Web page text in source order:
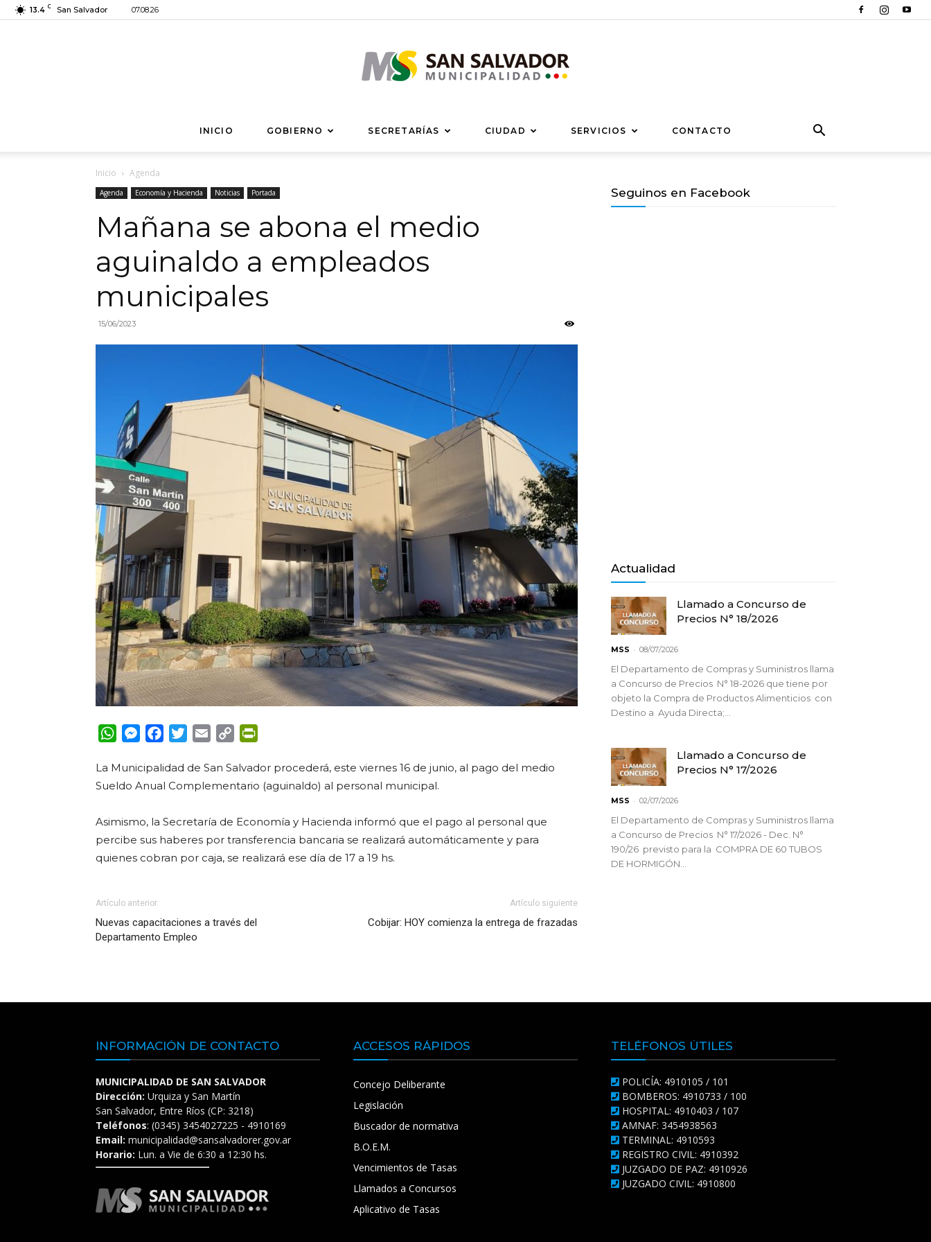
13.4 C San Salvador 07.08.26
Municipalidad
Salvador
INICIO GOBIERNO SECRETARÍAS CIUDAD SERVICIOS CONTACTO
Inicio Agenda
Agenda Economía y Hacienda Noticias Portada
Mañana se abona el medio
aguinaldo a empleados
municipales
15/06/2023
WhatsApp
Messenger
FacebookTwitterEmail Copy
La Municipalidad de San Salvador procederá, este viernes 16 de junio, al pago del medio
Sueldo Anual Complementario (aguinaldo) al personal municipal.
Asimismo, la Secretaría de Economía y Hacienda informó que el pago al personal que
percibe sus haberes por transferencia bancaria se realizará automáticamente y para
quienes cobran por caja, se realizará ese día de 17 a 19 hs.
Artículo anterior
Nuevas capacitaciones a través del
Departamento Empleo
Artículo siguiente
Cobijar: HOY comienza la entrega de frazadas
Seguinos en Facebook
Actualidad
Llamado a Concurso de
Precios N° 18/2026
MSS - 08/07/2026
El Departamento de Compras y Suministros llama
a Concurso de Precios N° 18-2026 que tiene por
objeto la Compra de Productos Alimenticios con
Destino a Ayuda Directa;...
Llamado a Concurso de
Precios N° 17/2026
MSS - 02/07/2026
El Departamento de Compras y Suministros llama
a Concurso de Precios N° 17/2026 - Dec. N°
190/26 previsto para la COMPRA DE 60 TUBOS
DE HORMIGÓN...
INFORMACIÓN DE CONTACTO
MUNICIPALIDAD DE SAN SALVADOR
Dirección: Urquiza y San Martín
San Salvador, Entre Ríos (CP: 3218)
Teléfonos: (0345) 3454027225 - 4910169
Email: municipalidad@sansalvadorer.gov.ar
Horario: Lun. a Vie de 6:30 a 12:30 hs.
ACCESOS RÁPIDOS
Concejo Deliberante
Legislación
Buscador de normativa
B.O.E.M.
Vencimientos de Tasas
Llamados a Concursos
Aplicativo de Tasas
TELÉFONOS ÚTILES
POLICÍA: 4910105 / 101
BOMBEROS: 4910733 / 100
HOSPITAL: 4910403 / 107
AMNAF: 3454938563
TERMINAL: 4910593
REGISTRO CIVIL: 4910392
JUZGADO DE PAZ: 4910926
JUZGADO CIVIL: 4910800